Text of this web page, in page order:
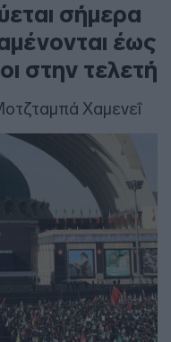
σήμερα
έως
στην τελετή
Χαμενεΐ